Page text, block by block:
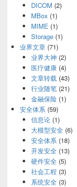
DICOM (2)
MBox (1)
MIME (1)
Storage(1)
业界文章 (71)
业界大神 (2)
医疗健康(4)
文章转载(43)
行业随笔(21)
金融保险(1)
安全体系 (59)
信息论(1)
大模型安全(6)
安全体系(18)
开发安全(13)
硬件安全(5)
社会工程 (3)
系统安全(3)